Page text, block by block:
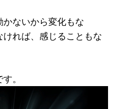
ないから変化もな
れば、感じることもな
。